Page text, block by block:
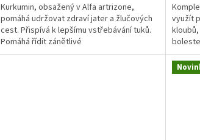
Kurkumin, obsažený v Alfa artrizone,
pomáhá udržovat zdraví jater a žlučových
cest. Přispívá k lepšímu vstřebávání tuků.
Pomáhá řídit zánětlivé
využít